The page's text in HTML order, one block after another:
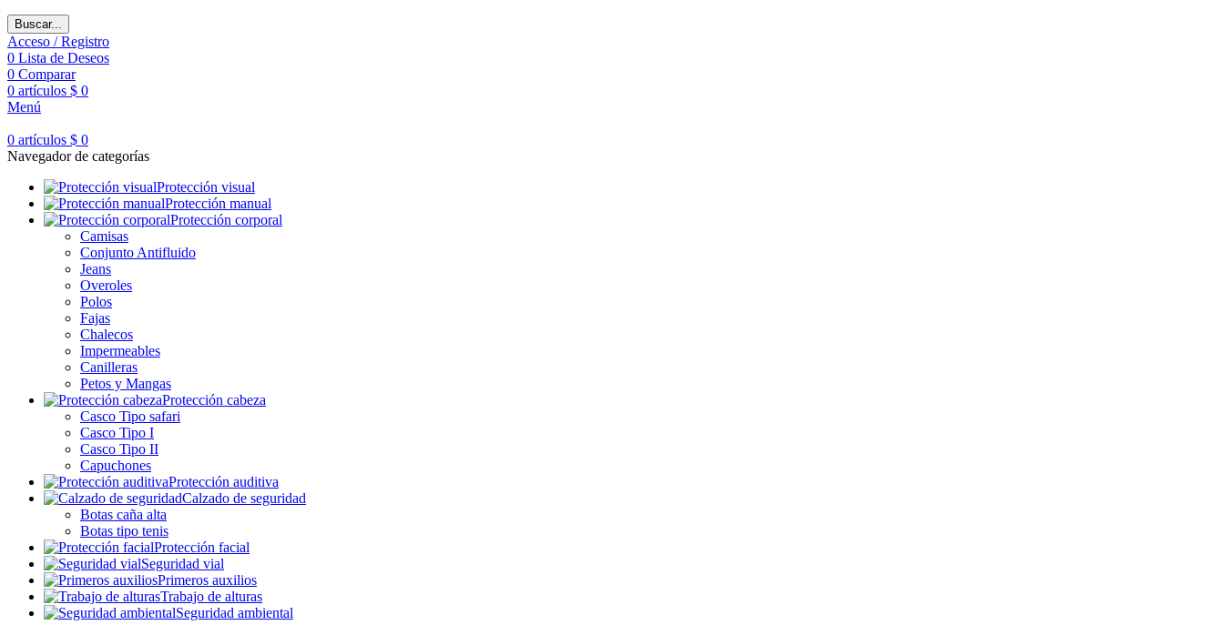
Buscar...
Acceso / Registro
0 Lista de Deseos
0 Comparar
0 artículos $ 0
Menú
0 artículos $ 0
Navegador de categorías
Protección visual
Protección manual
Protección corporal
Camisas
Conjunto Antifluido
Jeans
Overoles
Polos
Fajas
Chalecos
Impermeables
Canilleras
Petos y Mangas
Protección cabeza
Casco Tipo safari
Casco Tipo I
Casco Tipo II
Capuchones
Protección auditiva
Calzado de seguridad
Botas caña alta
Botas tipo tenis
Protección facial
Seguridad vial
Primeros auxilios
Trabajo de alturas
Seguridad ambiental